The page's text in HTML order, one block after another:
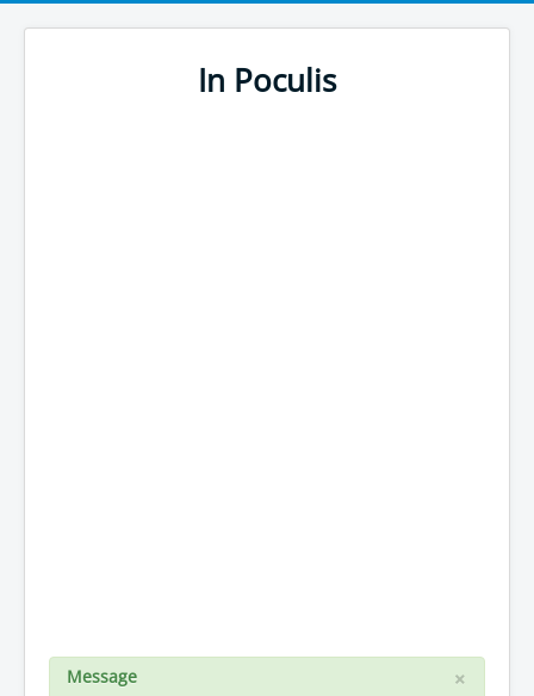
In Poculis
×
Message